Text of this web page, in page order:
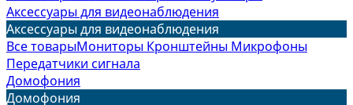
Аксессуары для видеонаблюдения
Аксессуары для видеонаблюдения
Все товарыМониторы Кронштейны Микрофоны
Передатчики сигнала
Домофония
Домофония